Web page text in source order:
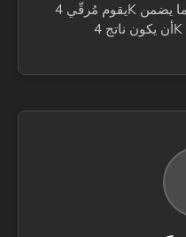
يقوم مُرقّي 4K بتحديد وإصلاح آثار الضغط، مما يضمن